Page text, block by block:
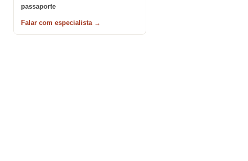
passaporte
Falar com especialista →